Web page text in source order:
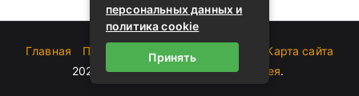
Главная Пользовательское соглашение
Карта сайта
2023-2026 (c)Блог о суши от Андрея.
персональных данных и
политика cookie
Принять